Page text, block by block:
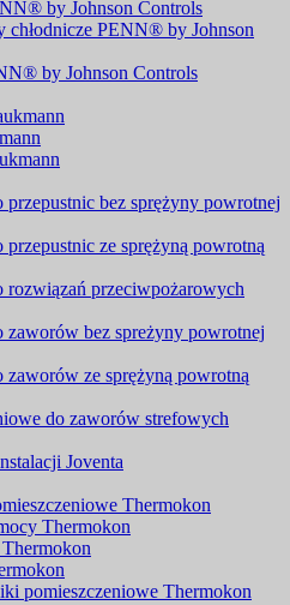
by Johnson Controls
chłodnicze PENN® by Johnson
by Johnson Controls
przepustnic bez sprężyny powrotnej
przepustnic ze sprężyną powrotną
rozwiązań przeciwpożarowych
zaworów bez spreżyny powrotnej
zaworów ze sprężyną powrotną
do zaworów strefowych
Joventa
Thermokon
Thermokon
pomieszczeniowe Thermokon